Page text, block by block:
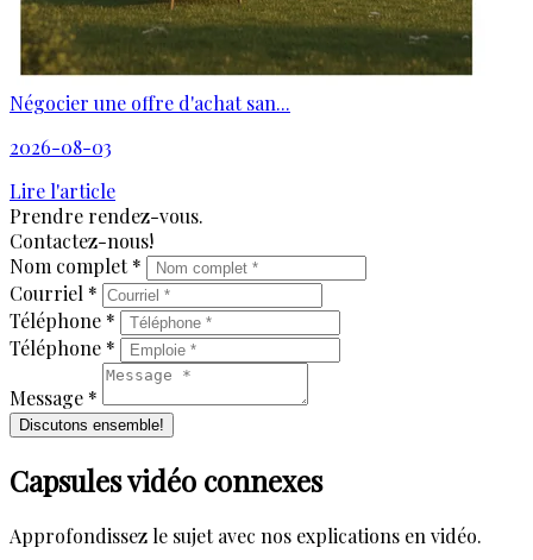
Négocier une offre d'achat san...
2026-08-03
Lire l'article
Prendre rendez-vous.
Contactez-nous!
Nom complet *
Courriel *
Téléphone *
Téléphone *
Message *
Discutons ensemble!
Capsules vidéo connexes
Approfondissez le sujet avec nos explications en vidéo.